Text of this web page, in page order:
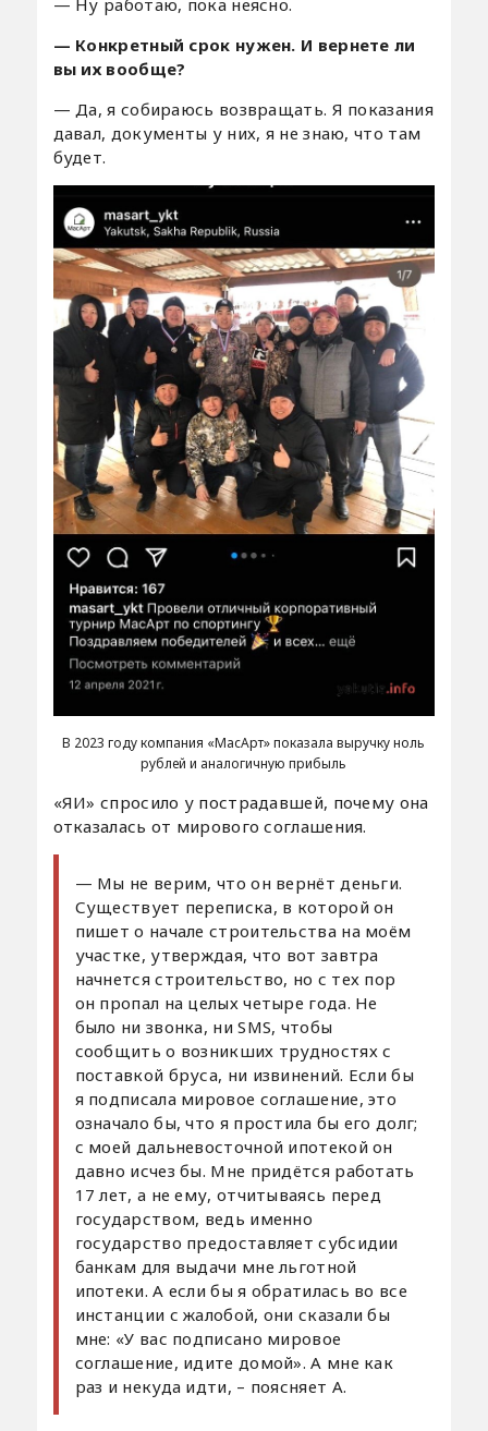
— Ну работаю, пока неясно.
— Конкретный срок нужен. И вернете ли
вы их вообще?
— Да, я собираюсь возвращать. Я показания
давал, документы у них, я не знаю, что там
будет.
В 2023 году компания «МасАрт» показала выручку ноль
рублей и аналогичную прибыль
«ЯИ» спросило у пострадавшей, почему она
отказалась от мирового соглашения.
— Мы не верим, что он вернёт деньги.
Существует переписка, в которой он
пишет о начале строительства на моём
участке, утверждая, что вот завтра
начнется строительство, но с тех пор
он пропал на целых четыре года. Не
было ни звонка, ни SMS, чтобы
сообщить о возникших трудностях с
поставкой бруса, ни извинений. Если бы
я подписала мировое соглашение, это
означало бы, что я простила бы его долг;
с моей дальневосточной ипотекой он
давно исчез бы. Мне придётся работать
17 лет, а не ему, отчитываясь перед
государством, ведь именно
государство предоставляет субсидии
банкам для выдачи мне льготной
ипотеки. А если бы я обратилась во все
инстанции с жалобой, они сказали бы
мне: «У вас подписано мировое
соглашение, идите домой». А мне как
раз и некуда идти, – поясняет А.